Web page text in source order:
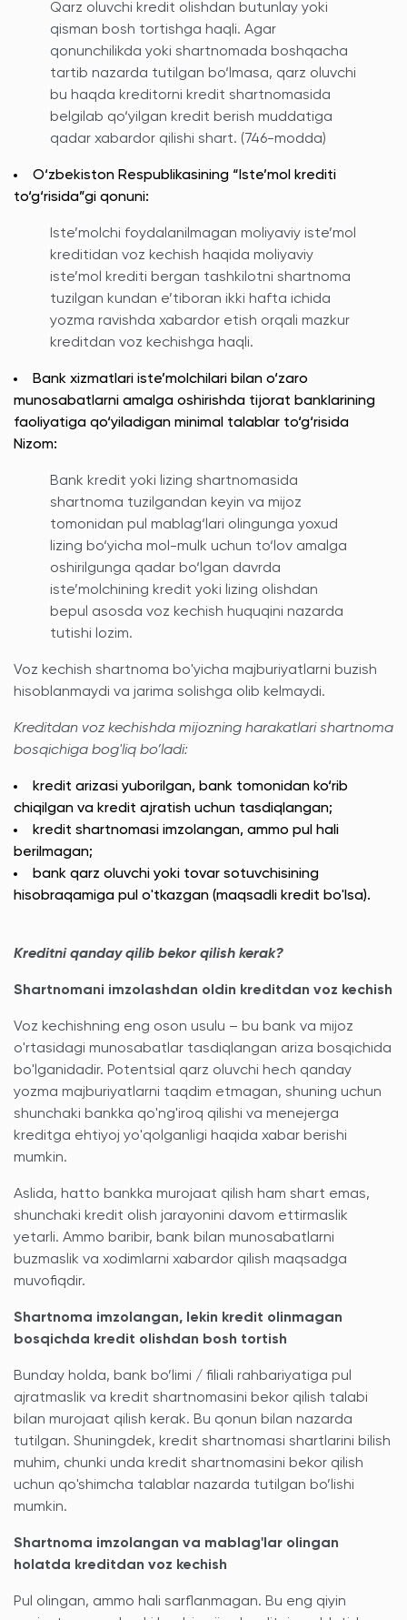
Qarz oluvchi kredit olishdan butunlay yoki
qisman bosh tortishga haqli. Agar
qonunchilikda yoki shartnomada boshqacha
tartib nazarda tutilgan bo‘lmasa, qarz oluvchi
bu haqda kreditorni kredit shartnomasida
belgilab qo‘yilgan kredit berish muddatiga
qadar xabardor qilishi shart. (746-modda)
O‘zbekiston Respublikasining “Iste’mol krediti
to‘g‘risida”gi qonuni:
Iste’molchi foydalanilmagan moliyaviy iste’mol
kreditidan voz kechish haqida moliyaviy
iste’mol krediti bergan tashkilotni shartnoma
tuzilgan kundan e’tiboran ikki hafta ichida
yozma ravishda xabardor etish orqali mazkur
kreditdan voz kechishga haqli.
Bank xizmatlari iste’molchilari bilan o‘zaro
munosabatlarni amalga oshirishda tijorat banklarining
faoliyatiga qo‘yiladigan minimal talablar to‘g‘risida
Nizom:
Bank kredit yoki lizing shartnomasida
shartnoma tuzilgandan keyin va mijoz
tomonidan pul mablag‘lari olingunga yoxud
lizing bo‘yicha mol-mulk uchun to‘lov amalga
oshirilgunga qadar bo‘lgan davrda
iste’molchining kredit yoki lizing olishdan
bepul asosda voz kechish huquqini nazarda
tutishi lozim.
Voz kechish shartnoma bo'yicha majburiyatlarni buzish
hisoblanmaydi va jarima solishga olib kelmaydi.
Kreditdan voz kechishda mijozning harakatlari shartnoma
bosqichiga bog'liq bo’ladi:
kredit arizasi yuborilgan, bank tomonidan ko‘rib
chiqilgan va kredit ajratish uchun tasdiqlangan;
kredit shartnomasi imzolangan, ammo pul hali
berilmagan;
bank qarz oluvchi yoki tovar sotuvchisining
hisobraqamiga pul o'tkazgan (maqsadli kredit bo'lsa).
Kreditni qanday qilib bekor qilish kerak?
Shartnomani imzolashdan oldin kreditdan voz kechish
Voz kechishning eng oson usulu – bu bank va mijoz
o'rtasidagi munosabatlar tasdiqlangan ariza bosqichida
bo'lganidadir. Potentsial qarz oluvchi hech qanday
yozma majburiyatlarni taqdim etmagan, shuning uchun
shunchaki bankka qo'ng'iroq qilishi va menejerga
kreditga ehtiyoj yo'qolganligi haqida xabar berishi
mumkin.
Aslida, hatto bankka murojaat qilish ham shart emas,
shunchaki kredit olish jarayonini davom ettirmaslik
yetarli. Ammo baribir, bank bilan munosabatlarni
buzmaslik va xodimlarni xabardor qilish maqsadga
muvofiqdir.
Shartnoma imzolangan, lekin kredit olinmagan
bosqichda kredit olishdan bosh tortish
Bunday holda, bank bo’limi / filiali rahbariyatiga pul
ajratmaslik va kredit shartnomasini bekor qilish talabi
bilan murojaat qilish kerak. Bu qonun bilan nazarda
tutilgan. Shuningdek, kredit shartnomasi shartlarini bilish
muhim, chunki unda kredit shartnomasini bekor qilish
uchun qo'shimcha talablar nazarda tutilgan bo’lishi
mumkin.
Shartnoma imzolangan va mablag'lar olingan
holatda kreditdan voz kechish
Pul olingan, ammo hali sarflanmagan. Bu eng qiyin